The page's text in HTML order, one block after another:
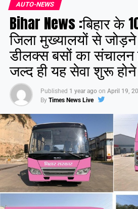
AUTO-NEWS
Bihar News :बिहार के
जिला मुख्यालयों से
डीलक्स बसों का संचालन
जल्द ही यह सेवा शुरू होने
Published 1 year ago on April 19,
By Times News Live